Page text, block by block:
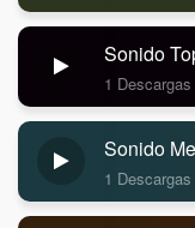
Sonido
1 Descargas
Sonido
1 Descargas